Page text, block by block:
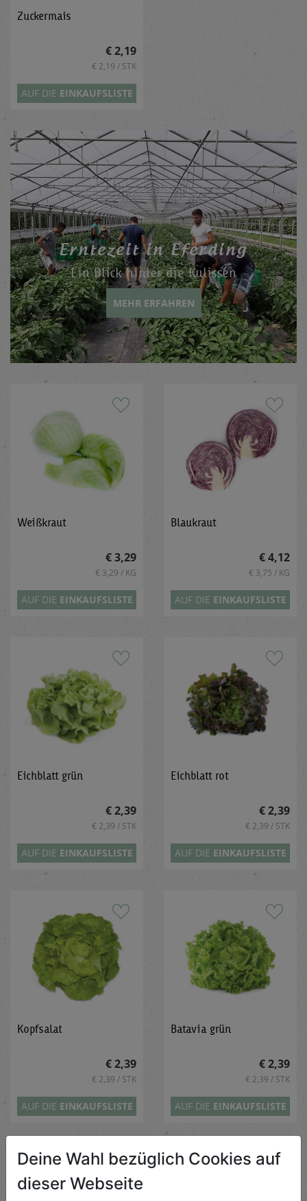
Zuckermais
€ 2,19
€ 2,19 / STK
AUF DIE EINKAUFSLISTE
Ern­te­zeit in Efer­ding
Ein Blick hinter die Kulissen
MEHR ERFAHREN
Weißkraut
€ 3,29
€ 3,29 / KG
AUF DIE EINKAUFSLISTE
Blaukraut
€ 4,12
€ 3,75 / KG
AUF DIE EINKAUFSLISTE
Eichblatt grün
€ 2,39
€ 2,39 / STK
AUF DIE EINKAUFSLISTE
Eichblatt rot
€ 2,39
€ 2,39 / STK
AUF DIE EINKAUFSLISTE
Kopfsalat
€ 2,39
€ 2,39 / STK
AUF DIE EINKAUFSLISTE
Batavia grün
€ 2,39
€ 2,39 / STK
AUF DIE EINKAUFSLISTE
Deine Wahl bezüglich Cookies auf
dieser Webseite